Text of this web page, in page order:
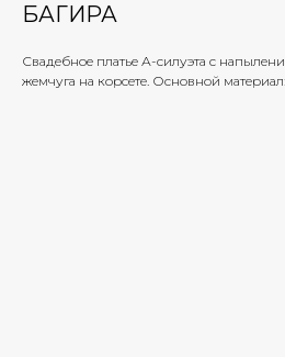
БАГИРА
Свадебное платье А-силуэта с
жемчуга на корсете. Основной